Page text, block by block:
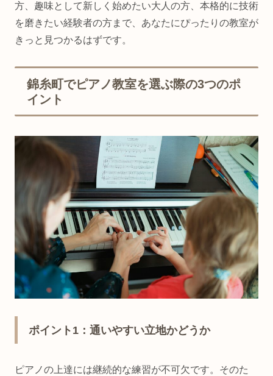
方、趣味として新しく始めたい大人の方、本格的に技術
を磨きたい経験者の方まで、あなたにぴったりの教室が
きっと見つかるはずです。
錦糸町でピアノ教室を選ぶ際の3つのポ
イント
ポイント1：通いやすい立地かどうか
ピアノの上達には継続的な練習が不可欠です。そのた